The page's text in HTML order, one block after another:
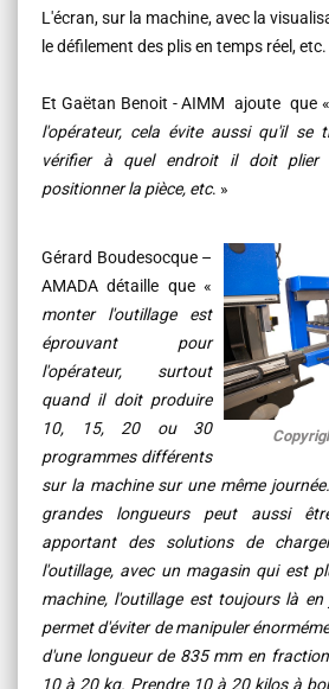
L'écran, sur la machine, avec la
le défilement des plis en temps réel, etc.
Et Gaëtan Benoit - AIMM ajoute que «
l'opérateur, cela évite aussi qu'il se
vérifier à quel endroit il doit
positionner la pièce, etc. »
Gérard Boudesocque –
AMADA détaille que «
monter l'outillage est
éprouvant pour
l'opérateur, surtout
quand il doit produire
10, 15, 20 ou 30
programmes différents
sur la machine sur une même
grandes longueurs peut aussi
apportant des solutions de
l'outillage, avec un magasin qui est
machine, l'outillage est toujours là
permet d'éviter de manipuler
d'une longueur de 835 mm en
10 à 20 kg. Prendre 10 à 20 kilos à